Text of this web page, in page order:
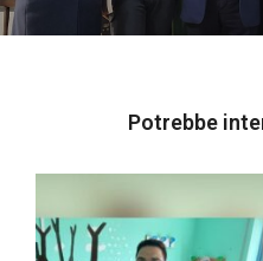
Potrebbe